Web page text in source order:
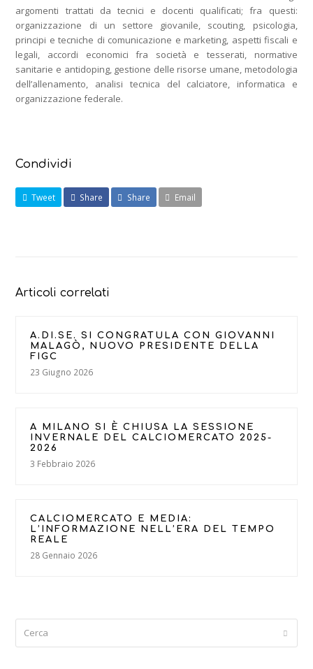
argomenti trattati da tecnici e docenti qualificati; fra questi:
organizzazione di un settore giovanile, scouting, psicologia,
principi e tecniche di comunicazione e marketing, aspetti fiscali e
legali, accordi economici fra società e tesserati, normative
sanitarie e antidoping, gestione delle risorse umane, metodologia
dell’allenamento, analisi tecnica del calciatore, informatica e
organizzazione federale.
Condividi
Tweet Share Share Email
Articoli correlati
A.DI.SE. SI CONGRATULA CON GIOVANNI
MALAGÒ, NUOVO PRESIDENTE DELLA
FIGC
23 Giugno 2026
A MILANO SI È CHIUSA LA SESSIONE
INVERNALE DEL CALCIOMERCATO 2025-
2026
3 Febbraio 2026
CALCIOMERCATO E MEDIA:
L’INFORMAZIONE NELL’ERA DEL TEMPO
REALE
28 Gennaio 2026
Submit